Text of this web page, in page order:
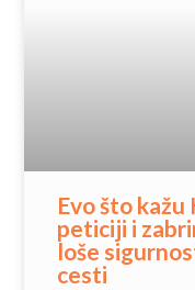
Evo što
peticiji i
loše
cesti